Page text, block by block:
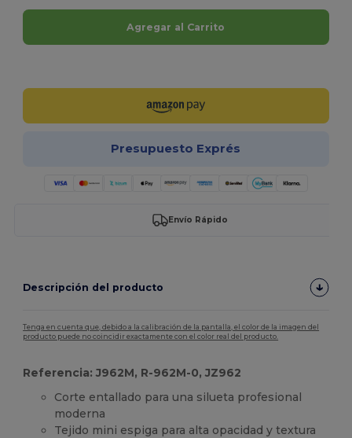
Agregar al Carrito
Presupuesto Exprés
Envío Rápido
Descripción del producto
Tenga en cuenta que, debido a la calibración de la pantalla, el color de la imagen del
producto puede no coincidir exactamente con el color real del producto.
Referencia: J962M, R-962M-0, JZ962
Corte entallado para una silueta profesional
moderna
Tejido mini espiga para alta opacidad y textura